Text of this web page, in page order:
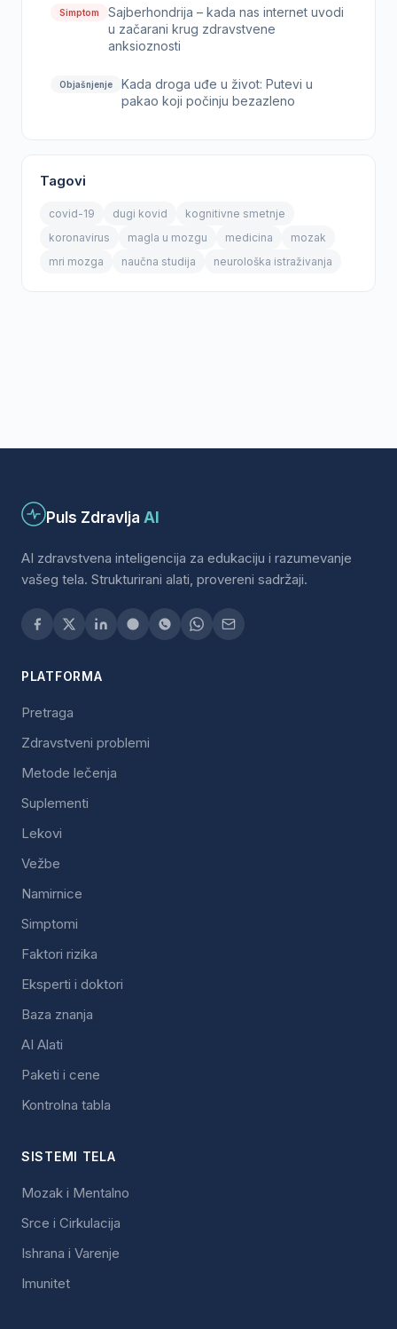
Simptom
Sajberhondrija – kada nas internet uvodi
u začarani krug zdravstvene
anksioznosti
Objašnjenje
Kada droga uđe u život: Putevi u
pakao koji počinju bezazleno
Tagovi
covid-19 dugi kovid
kognitivne smetnje
koronavirus
magla u mozgu medicina
mozak
mri mozga
naučna studija neurološka istraživanja
Puls Zdravlja AI
AI zdravstvena inteligencija za edukaciju i razumevanje
vašeg tela. Strukturirani alati, provereni sadržaji.
PLATFORMA
Pretraga
Zdravstveni problemi
Metode lečenja
Suplementi
Lekovi
Vežbe
Namirnice
Simptomi
Faktori rizika
Eksperti i doktori
Baza znanja
AI Alati
Paketi i cene
Kontrolna tabla
SISTEMI TELA
Mozak i Mentalno
Srce i Cirkulacija
Ishrana i Varenje
Imunitet